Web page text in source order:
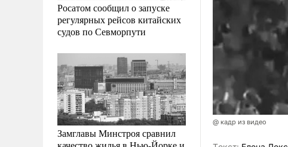
Росатом сообщил о запуске
регулярных рейсов китайских
судов по Севморпути
Замглавы Минстроя сравнил
@ кадр из видео